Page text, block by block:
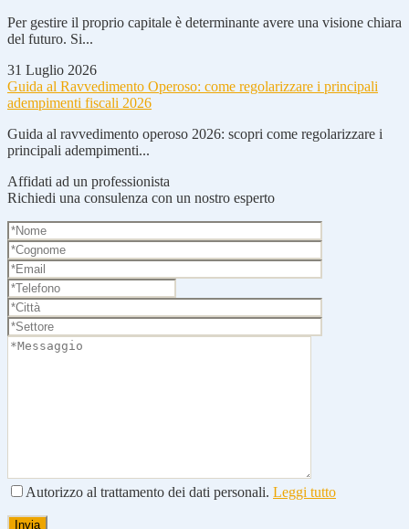
Per gestire il proprio capitale è determinante avere una visione chiara
del futuro. Si...
31 Luglio 2026
Guida al Ravvedimento Operoso: come regolarizzare i principali
adempimenti fiscali 2026
Guida al ravvedimento operoso 2026: scopri come regolarizzare i
principali adempimenti...
Affidati ad un professionista
Richiedi una consulenza con un nostro esperto
Autorizzo al trattamento dei dati personali. Leggi tutto